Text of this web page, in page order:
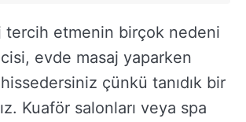
tercih etmenin birçok nedeni
evde masaj yaparken
çünkü tanıdık bir
Kuaför salonları veya spa